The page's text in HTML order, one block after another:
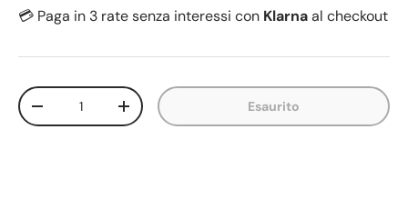
💳 Paga in 3 rate senza interessi con Klarnaal checkout
Q.tà
-
+ Esaurito